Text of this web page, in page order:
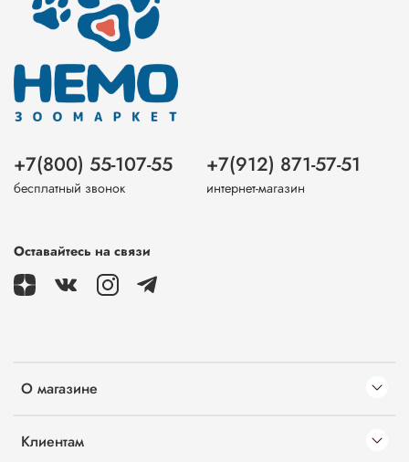
О магазине
Клиентам
+7(800) 55-107-55
бесплатный звонок
+7(912) 871-57-51
интернет-магазин
Оставайтесь на связи